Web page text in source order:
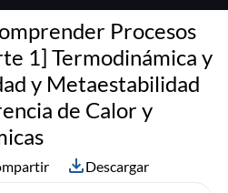
Procesos
1] Termodinámica y
y Metaestabilidad
de Calor y
Descargar